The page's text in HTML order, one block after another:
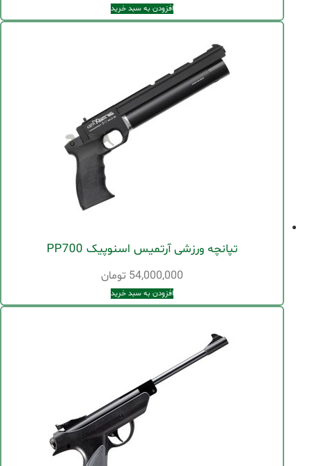
افزودن به سبد خرید
تپانچه ورزشی آرتمیس اسنوپیک PP700
54,000,000 تومان
افزودن به سبد خرید